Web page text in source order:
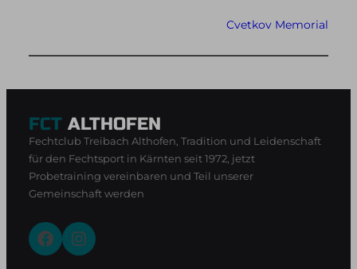
Cvetkov Memorial
FCT ALTHOFEN
Fechtclub Treibach Althofen, Tradition und Leidenschaft
für den Fechtsport in Kärnten seit 1972, jetzt
Probetraining vereinbaren und Teil unserer
Gemeinschaft werden
Facebook Instagram